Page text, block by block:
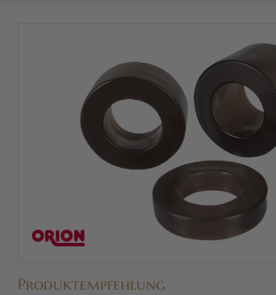
Produktempfehlung